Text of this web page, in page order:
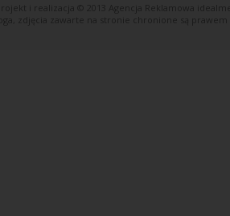
Projekt i realizacja © 2013 Agencja Reklamowa
loga, zdjęcia zawarte na stronie chronione są